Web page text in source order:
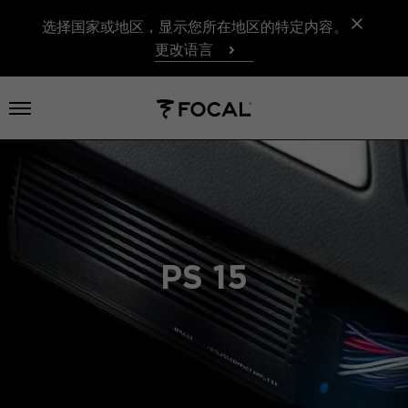
选择国家或地区，显示您所在地区的特定内容。
更改语言
打开菜单
PS 15